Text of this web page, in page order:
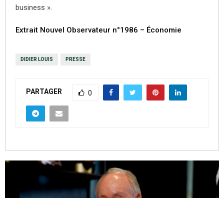
business ».
Extrait Nouvel Observateur n°1986 – Économie
DIDIER LOUIS PRESSE
PARTAGER 0